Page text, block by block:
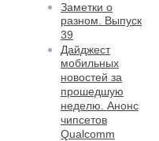
Заметки о
разном. Выпуск
39
Дайджест
мобильных
новостей за
прошедшую
неделю. Анонс
чипсетов
Qualcomm